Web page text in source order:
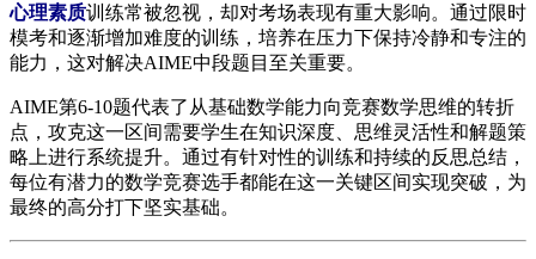
心理素质训练常被忽视，却对考场表现有重大影响。通过限时
模考和逐渐增加难度的训练，培养在压力下保持冷静和专注的
能力，这对解决AIME中段题目至关重要。
AIME第6-10题代表了从基础数学能力向竞赛数学思维的转折
点，攻克这一区间需要学生在知识深度、思维灵活性和解题策
略上进行系统提升。通过有针对性的训练和持续的反思总结，
每位有潜力的数学竞赛选手都能在这一关键区间实现突破，为
最终的高分打下坚实基础。